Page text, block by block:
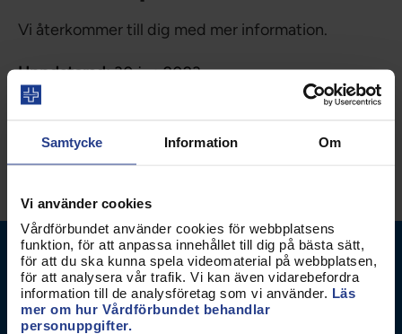
Samtycke Information Om
Vi använder cookies
Vårdförbundet använder cookies för webbplatsens
funktion, för att anpassa innehållet till dig på bästa sätt,
för att du ska kunna spela videomaterial på webbplatsen,
för att analysera vår trafik. Vi kan även vidarebefordra
information till de analysföretag som vi använder. Läs
mer om hur Vårdförbundet behandlar
personuppgifter.
Vi återkommer till dig med mer information.
Uppdaterad:30 jun 2023